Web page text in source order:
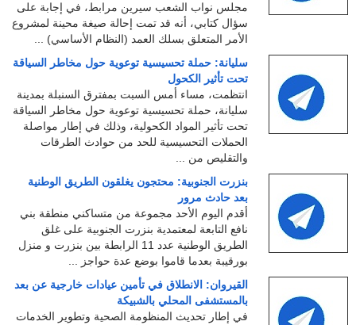
مجلس نواب الشعب سيرين مرابط، في إجابة على
سؤال كتابي، أنه قد تمت إحالة صيغة محينة لمشروع
الأمر المتعلق بسلك العمد (النظام الأساسي) ...
سليانة: حملة تحسيسية توعوية حول مخاطر السياقة
تحت تأثير الكحول
انتظمت، مساء أمس السبت بمفترق السنبلة بمدينة
سليانة، حملة تحسيسية توعوية حول مخاطر السياقة
تحت تأثير المواد الكحولية، وذلك في إطار مواصلة
الحملات التحسيسية للحد من حوادث الطرقات
والتقليص من ...
بنزرت الجنوبية: محتجون يغلقون الطريق الوطنية
بعد حادث مرور
أقدم اليوم الأحد مجموعة من متساكني منطقة بني
نافع التابعة لمعتمدية بنزرت الجنوبية على غلق
الطريق الوطنية عدد 11 الرابطة بين بنزرت و منزل
بورقيبة بعدما قاموا بوضع عدة حواجز ...
القيروان: الانطلاق في تأمين عيادات خارجية عن بعد
بالمستشفى المحلي بالشبيكة
في إطار تحديث المنظومة الصحية وتطوير الخدمات